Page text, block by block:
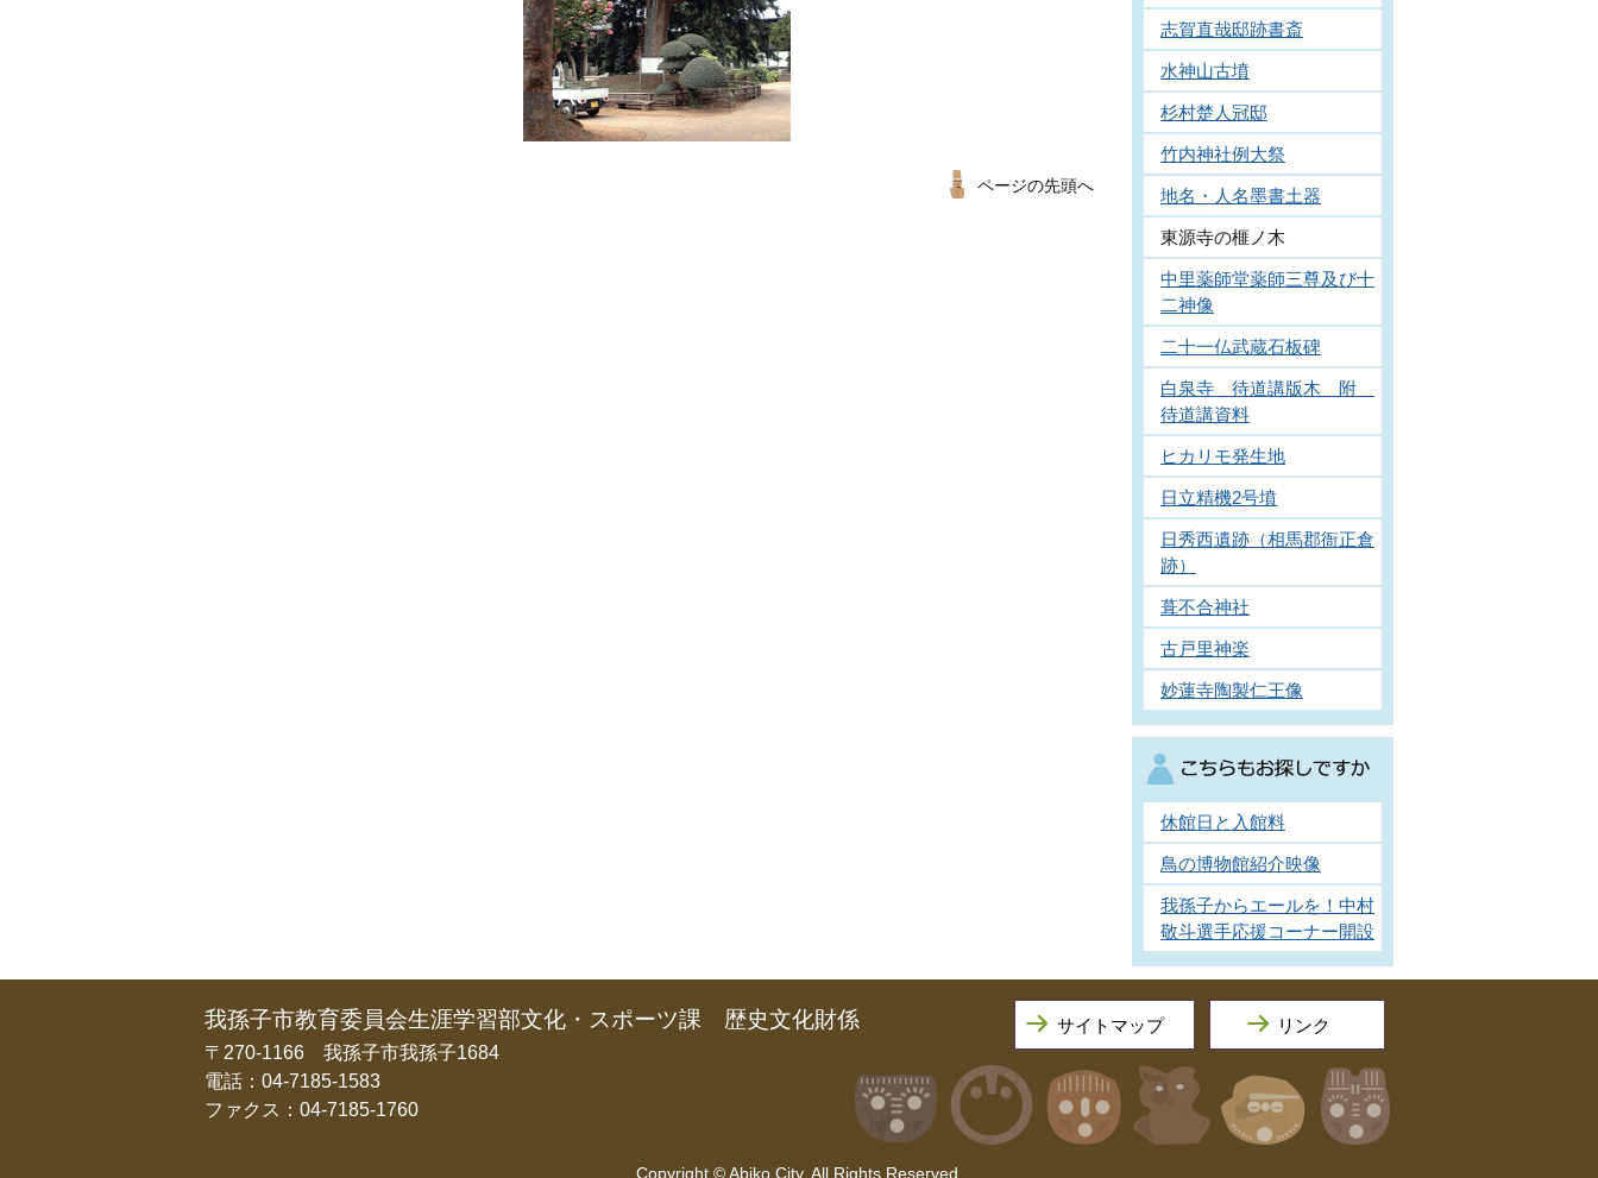
ページの先頭へ
志賀直哉邸跡書斎
水神山古墳
杉村楚人冠邸
竹内神社例大祭
地名・人名墨書土器
東源寺の榧ノ木
中里薬師堂薬師三尊及び十
二神像
二十一仏武蔵石板碑
白泉寺 待道講版木 附
待道講資料
ヒカリモ発生地
日立精機2号墳
日秀西遺跡（相馬郡衙正倉
跡）
葺不合神社
古戸里神楽
妙蓮寺陶製仁王像
休館日と入館料
鳥の博物館紹介映像
我孫子からエールを！中村
敬斗選手応援コーナー開設
サイトマップ リンク
我孫子市教育委員会生涯学習部文化・スポーツ課 歴史文化財係
〒270-1166 我孫子市我孫子1684
電話：04-7185-1583
ファクス：04-7185-1760
Copyright © Abiko City. All Rights Reserved.